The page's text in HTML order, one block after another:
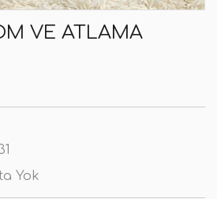
VE ATLAMA
Yok